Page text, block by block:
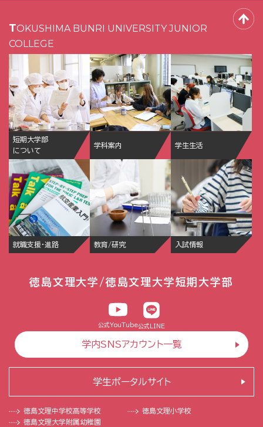
TOKUSHIMA BUNRI UNIVERSITY JUNIOR
COLLEGE
短期大学部
について
学科案内 学生生活
就職支援・進路 教育/研究 入試情報
徳島文理大学/徳島文理大学短期大学部
公式YouTube公式LINE
学内SNSアカウント一覧
徳島文理中学校高等学校
徳島文理小学校
徳島文理大学附属幼稚園
学生ポータルサイト